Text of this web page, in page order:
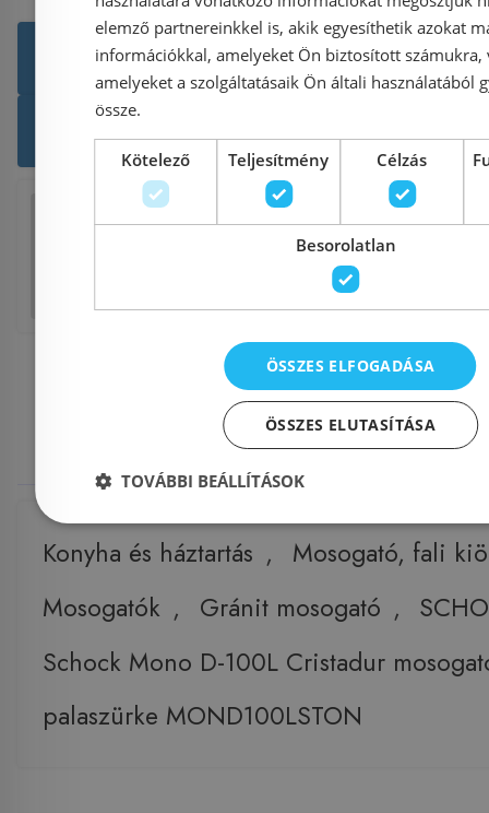
Még több Gránit
SCHOCK termékek
Facebook Twitter Pinterest
Konyha és háztartás ,
Mosogató, fali
Mosogatók , Gránit mosogató ,
Schock Mono D-100L Cristadur
palaszürke MOND100LSTON
elemző partnereinkkel is, akik egyesíthetik azokat
információkkal, amelyeket Ön biztosított számukra,
amelyeket a szolgáltatásaik Ön általi használatából
össze.
Kötelező Teljesítmény Célzás
Besorolatlan
ÖSSZES ELFOGADÁSA
ÖSSZES ELUTASÍTÁSA
TOVÁBBI BEÁLLÍTÁSOK